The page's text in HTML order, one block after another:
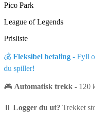
Pico Park
League of Legends
Prisliste
💰 Fleksibel betaling - Fyll
du spiller!
🎮 Automatisk trekk - 120
⏸️ Logger du ut? Trekket